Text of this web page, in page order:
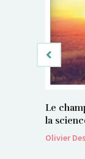
Le
la
Olivier